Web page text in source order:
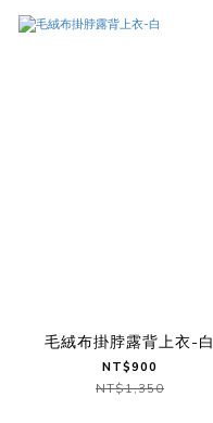
毛絨布掛脖露背上衣-白
NT$900
NT$1,350